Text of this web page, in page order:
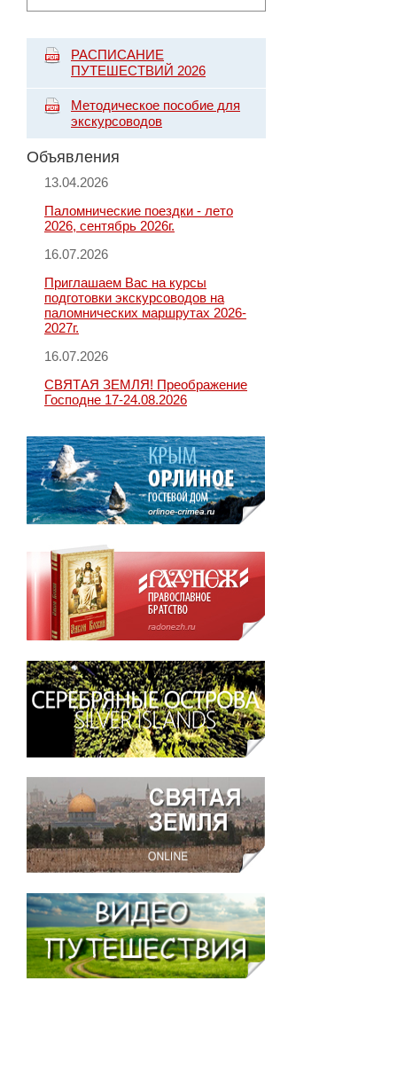
РАСПИСАНИЕ
ПУТЕШЕСТВИЙ 2026
Методическое пособие для
экскурсоводов
Объявления
13.04.2026
Паломнические поездки - лето
2026, сентябрь 2026г.
16.07.2026
Приглашаем Вас на курсы
подготовки экскурсоводов на
паломнических маршрутах 2026-
2027г.
16.07.2026
СВЯТАЯ ЗЕМЛЯ! Преображение
Господне 17-24.08.2026